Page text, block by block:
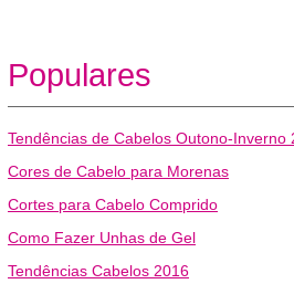
Populares
Tendências de Cabelos Outono-Inverno
Cores de Cabelo para Morenas
Cortes para Cabelo Comprido
Como Fazer Unhas de Gel
Tendências Cabelos 2016